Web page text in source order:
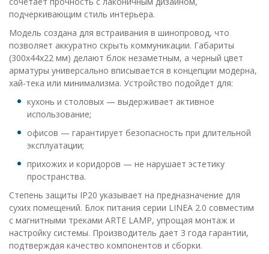
подчеркивающим стиль интерьера.
Модель создана для встраивания в шинопровод, что
позволяет аккуратно скрыть коммуникации. Габариты
(300x44x22 мм) делают блок незаметным, а черный цвет
арматуры универсально вписывается в концепции модерна,
хай-тека или минимализма. Устройство подойдет для:
кухонь и столовых — выдерживает активное
использование;
офисов — гарантирует безопасность при длительной
эксплуатации;
прихожих и коридоров — не нарушает эстетику
пространства.
Степень защиты IP20 указывает на предназначение для
сухих помещений. Блок питания серии LINEA 2.0 совместим
с магнитными треками ARTE LAMP, упрощая монтаж и
настройку системы. Производитель дает 3 года гарантии,
подтверждая качество компонентов и сборки.